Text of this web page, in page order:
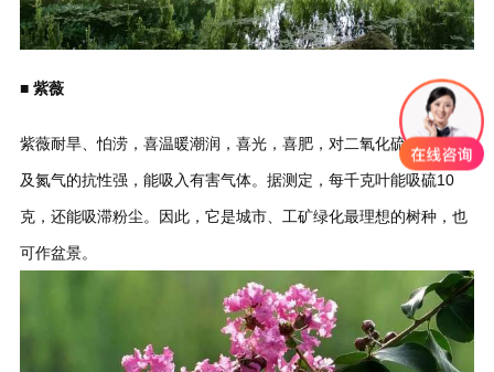
■ 紫薇
紫薇耐旱、怕涝，喜温暖潮润，喜光，喜肥，对二氧化硫、氟化氢
及氮气的抗性强，能吸入有害气体。据测定，每千克叶能吸硫10
克，还能吸滞粉尘。因此，它是城市、工矿绿化最理想的树种，也
可作盆景。